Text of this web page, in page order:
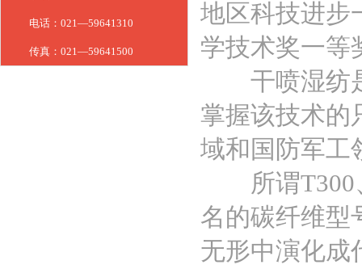
电话：021—59641310
传真：021—59641500
地区科技进步
学技术奖一等
干喷湿纺是
掌握该技术的
域和国防军工
所谓T300、
名的碳纤维型
无形中演化成